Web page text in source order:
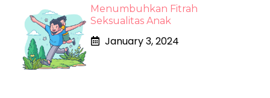
Menumbuhkan Fitrah
Seksualitas Anak
January 3, 2024